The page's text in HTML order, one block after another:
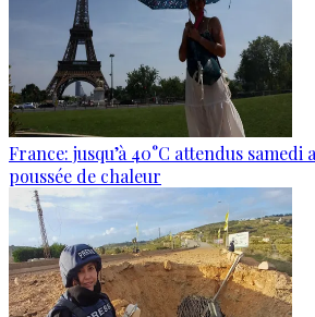
France: jusqu’à 40°C attendus
poussée de chaleur